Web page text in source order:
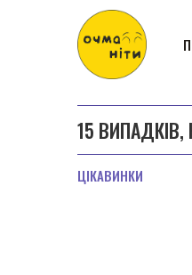
15
ЦІКАВИНКИ